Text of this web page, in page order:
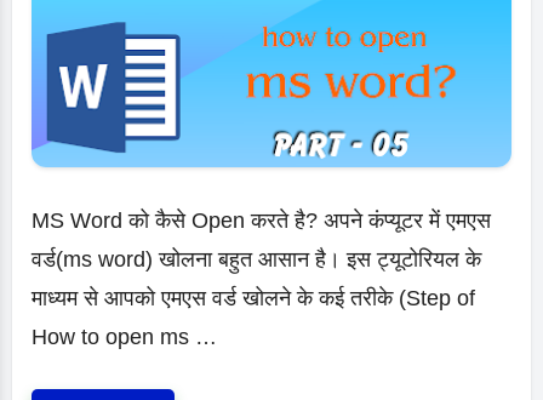
MS
Word
Tutorial
in
Hindi
MS Word को कैसे Open करते है? अपने कंप्यूटर में एमएस
वर्ड(ms word) खोलना बहुत आसान है। इस ट्यूटोरियल के
माध्यम से आपको एमएस वर्ड खोलने के कई तरीके (Step of
How to open ms …